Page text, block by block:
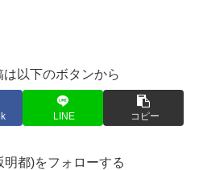
以下のボタンから
LINE コピー
明都)をフォローする